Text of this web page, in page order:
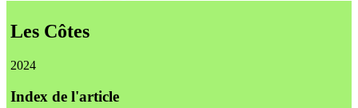
Les Côtes
2024
Index de l'article